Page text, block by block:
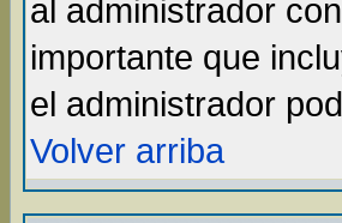
al administrador
importante que
el administrador
Volver arriba